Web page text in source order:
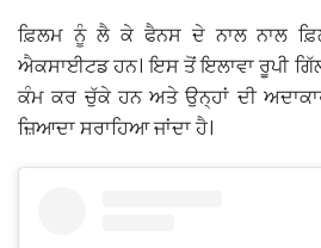
ਫ਼ਿਲਮ ਨੂੰ ਲੈ ਕੇ ਫੈਨਸ ਦੇ ਨਾਲ ਨਾਲ
ਐਕਸਾਈਟਡ ਹਨ। ਇਸ ਤੋਂ ਇਲਾਵਾ ਰੂਪੀ
ਕੰਮ ਕਰ ਚੁੱਕੇ ਹਨ ਅਤੇ ਉਨ੍ਹਾਂ ਦੀ
ਜ਼ਿਆਦਾ ਸਰਾਹਿਆ ਜਾਂਦਾ ਹੈ।